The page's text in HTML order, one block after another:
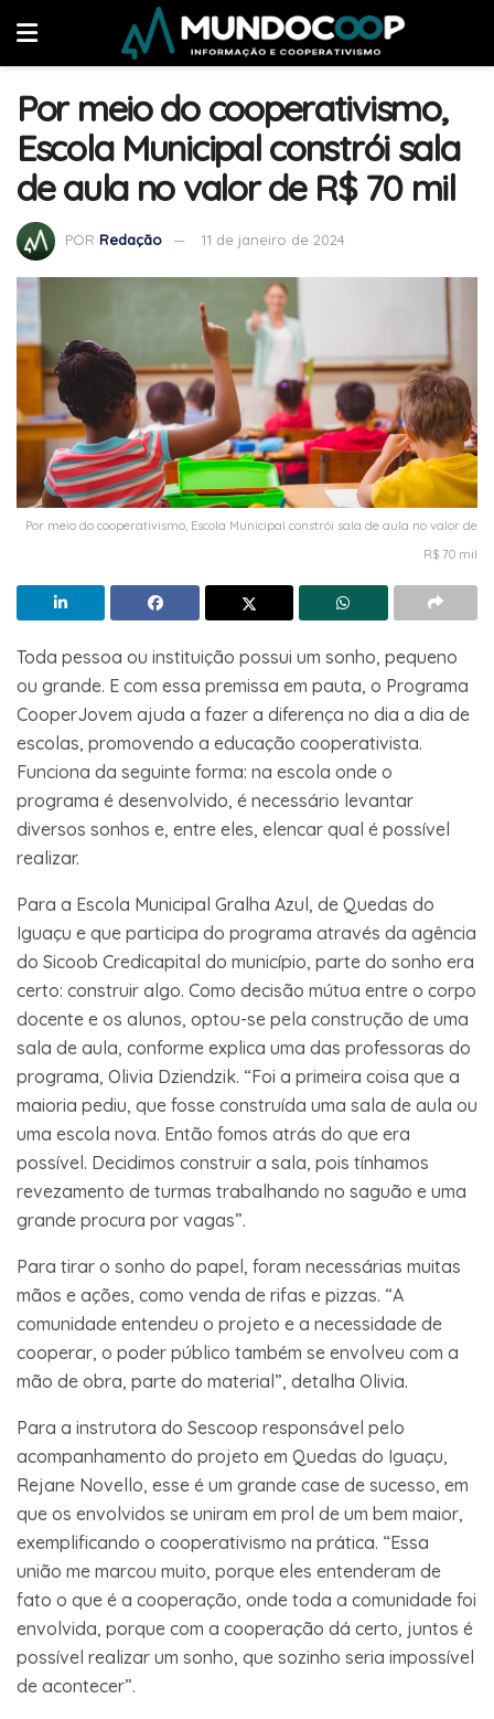
Por meio do cooperativismo,
Escola Municipal constrói sala
de aula no valor de R$ 70 mil
POR Redação 11 de janeiro de 2024
Por meio do cooperativismo, Escola Municipal constrói sala de aula no valor de
R$ 70 mil
Toda pessoa ou instituição possui um sonho, pequeno
ou grande. E com essa premissa em pauta, o Programa
CooperJovem ajuda a fazer a diferença no dia a dia de
escolas, promovendo a educação cooperativista.
Funciona da seguinte forma: na escola onde o
programa é desenvolvido, é necessário levantar
diversos sonhos e, entre eles, elencar qual é possível
realizar.
Para a Escola Municipal Gralha Azul, de Quedas do
Iguaçu e que participa do programa através da agência
do Sicoob Credicapital do município, parte do sonho era
certo: construir algo. Como decisão mútua entre o corpo
docente e os alunos, optou-se pela construção de uma
sala de aula, conforme explica uma das professoras do
programa, Olivia Dziendzik. “Foi a primeira coisa que a
maioria pediu, que fosse construída uma sala de aula ou
uma escola nova. Então fomos atrás do que era
possível. Decidimos construir a sala, pois tínhamos
revezamento de turmas trabalhando no saguão e uma
grande procura por vagas”.
Para tirar o sonho do papel, foram necessárias muitas
mãos e ações, como venda de rifas e pizzas. “A
comunidade entendeu o projeto e a necessidade de
cooperar, o poder público também se envolveu com a
mão de obra, parte do material”, detalha Olivia.
Para a instrutora do Sescoop responsável pelo
acompanhamento do projeto em Quedas do Iguaçu,
Rejane Novello, esse é um grande case de sucesso, em
que os envolvidos se uniram em prol de um bem maior,
exemplificando o cooperativismo na prática. “Essa
união me marcou muito, porque eles entenderam de
fato o que é a cooperação, onde toda a comunidade foi
envolvida, porque com a cooperação dá certo, juntos é
possível realizar um sonho, que sozinho seria impossível
de acontecer”.